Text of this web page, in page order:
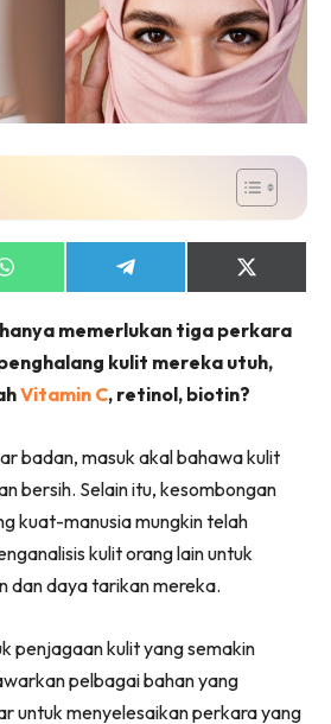
Share
on
Share
on
Share
on
(Twitter)
memerlukan tiga perkara
kulit mereka utuh,
Vitamin C, retinol, biotin?
badan, masuk akal bahawa kulit
bersih. Selain itu, kesombongan
kuat-manusia mungkin telah
kulit orang lain untuk
dan daya tarikan mereka.
penjagaan kulit yang semakin
pelbagai bahan yang
untuk menyelesaikan perkara yang